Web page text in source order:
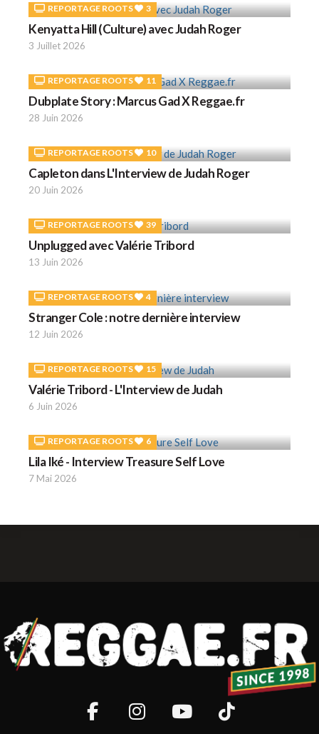
REPORTAGE ROOTS 3
Kenyatta Hill (Culture) avec Judah Roger
3 Juillet 2026
REPORTAGE ROOTS 11
Dubplate Story : Marcus Gad X Reggae.fr
28 Juin 2026
REPORTAGE ROOTS 10
Capleton dans L'Interview de Judah Roger
20 Juin 2026
REPORTAGE ROOTS 39
Unplugged avec Valérie Tribord
13 Juin 2026
REPORTAGE ROOTS 4
Stranger Cole : notre dernière interview
12 Juin 2026
REPORTAGE ROOTS 15
Valérie Tribord - L'Interview de Judah
6 Juin 2026
REPORTAGE ROOTS 6
Lila Iké - Interview Treasure Self Love
7 Mai 2026